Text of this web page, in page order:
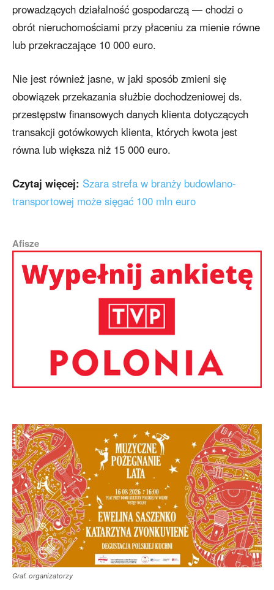
prowadzących działalność gospodarczą — chodzi o
obrót nieruchomościami przy płaceniu za mienie równe
lub przekraczające 10 000 euro.
Nie jest również jasne, w jaki sposób zmieni się
obowiązek przekazania służbie dochodzeniowej ds.
przestępstw finansowych danych klienta dotyczących
transakcji gotówkowych klienta, których kwota jest
równa lub większa niż 15 000 euro.
Czytaj więcej: Szara strefa w branży budowlano-
transportowej może sięgać 100 mln euro
Afisze
Graf. organizatorzy